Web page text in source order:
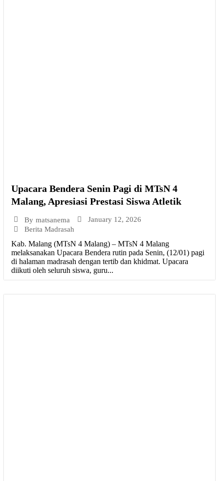
Upacara Bendera Senin Pagi di MTsN 4
Malang, Apresiasi Prestasi Siswa Atletik
By matsanema
January 12, 2026
Berita Madrasah
Kab. Malang (MTsN 4 Malang) – MTsN 4 Malang
melaksanakan Upacara Bendera rutin pada Senin, (12/01) pagi
di halaman madrasah dengan tertib dan khidmat. Upacara
diikuti oleh seluruh siswa, guru...